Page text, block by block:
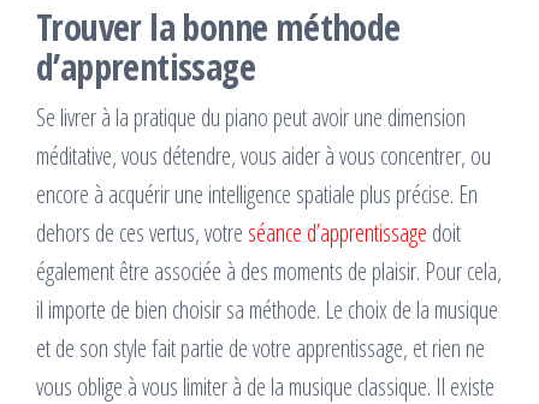
Trouver la bonne méthode
d’apprentissage
Se livrer à la pratique du piano peut avoir une dimension
méditative, vous détendre, vous aider à vous concentrer, ou
encore à acquérir une intelligence spatiale plus précise. En
dehors de ces vertus, votre séance d’apprentissage doit
également être associée à des moments de plaisir. Pour cela,
il importe de bien choisir sa méthode. Le choix de la musique
et de son style fait partie de votre apprentissage, et rien ne
vous oblige à vous limiter à de la musique classique. Il existe